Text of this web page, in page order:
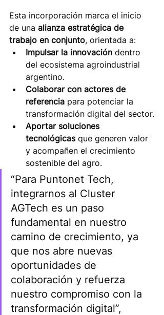
Esta incorporación marca el inicio
de una alianza estratégica de
trabajo en conjunto, orientada a:
Impulsar la innovación dentro
del ecosistema agroindustrial
argentino.
Colaborar con actores de
referencia para potenciar la
transformación digital del sector.
Aportar soluciones
tecnológicas que generen valor
y acompañen el crecimiento
sostenible del agro.
“Para Puntonet Tech,
integrarnos al Cluster
AGTech es un paso
fundamental en nuestro
camino de crecimiento, ya
que nos abre nuevas
oportunidades de
colaboración y refuerza
nuestro compromiso con la
transformación digital”,